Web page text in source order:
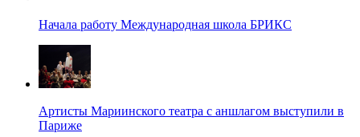
Начала работу Международная школа БРИКС
Артисты Мариинского театра с аншлагом выступили в
Париже